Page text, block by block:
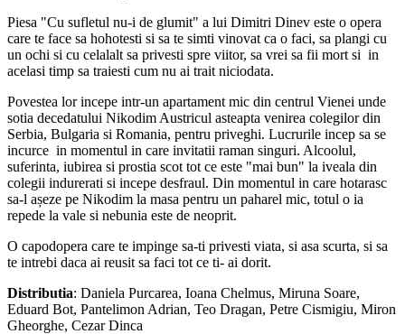
Piesa "Cu sufletul nu-i de glumit" a lui Dimitri Dinev este o opera
care te face sa hohotesti si sa te simti vinovat ca o faci, sa plangi cu
un ochi si cu celalalt sa privesti spre viitor, sa vrei sa fii mort si in
acelasi timp sa traiesti cum nu ai trait niciodata.
Povestea lor incepe intr-un apartament mic din centrul Vienei unde
sotia decedatului Nikodim Austricul asteapta venirea colegilor din
Serbia, Bulgaria si Romania, pentru priveghi. Lucrurile incep sa se
incurce in momentul in care invitatii raman singuri. Alcoolul,
suferinta, iubirea si prostia scot tot ce este "mai bun" la iveala din
colegii indurerati si incepe desfraul. Din momentul in care hotarasc
sa-l așeze pe Nikodim la masa pentru un paharel mic, totul o ia
repede la vale si nebunia este de neoprit.
O capodopera care te impinge sa-ti privesti viata, si asa scurta, si sa
te intrebi daca ai reusit sa faci tot ce ti- ai dorit.
Distributia: Daniela Purcarea, Ioana Chelmus, Miruna Soare,
Eduard Bot, Pantelimon Adrian, Teo Dragan, Petre Cismigiu, Miron
Gheorghe, Cezar Dinca